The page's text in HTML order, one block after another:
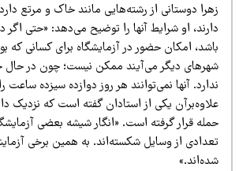
دوستانی از رشته‌هایی مانند خاک و مرتع دارد که
او شرایط آنها را توضیح می‌دهد: «حتی اگر
امکان حضور در آزمایشگاه برای کسانی که بومی
دیگر می‌آیند ممکن نیست؛ چون در حال حاضر
آنها نمی‌توانند هر روز دوازده سیزده ساعت راه را
یکی از استادان گفته است که نزدیک
قرار گرفته است. «انگار شیشه بعضی
از وسایل شکسته‌اند. به همین برخی